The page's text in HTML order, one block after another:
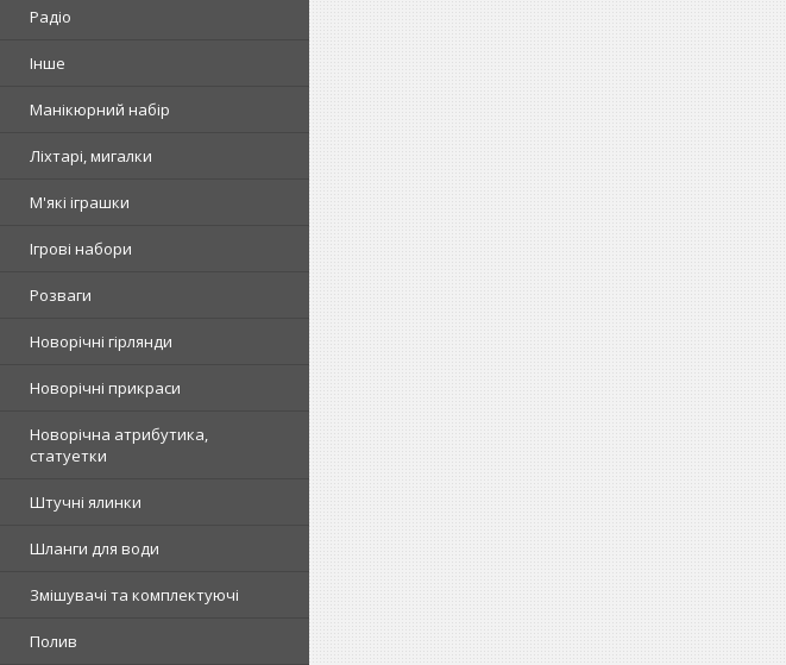
Радіо
Інше
Манікюрний набір
Ліхтарі, мигалки
М'які іграшки
Ігрові набори
Розваги
Новорічні гірлянди
Новорічні прикраси
Новорічна атрибутика,
статуетки
Штучні ялинки
Шланги для води
Змішувачі та комплектуючі
Полив